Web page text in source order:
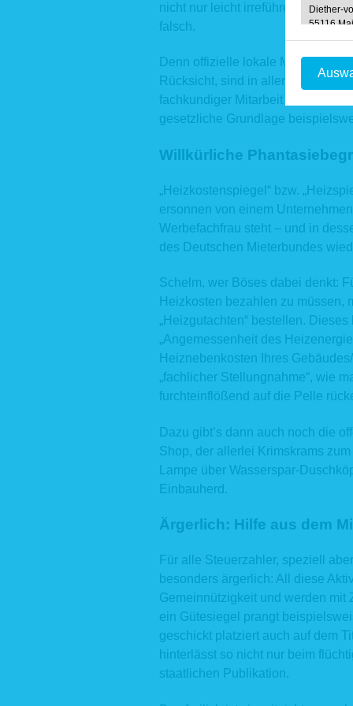
nicht nur leicht irreführend, er ist
falsch.
Denn offizielle lokale Mietspiegel
Rücksicht, sind in aller Regel
fachkundiger Mitarbeit der Haus &
gesetzliche Grundlage
Willkürliche
„Heizkostenspiegel“ bzw.
ersonnen von einem
Werbefachfrau steht – und in
des Deutschen Mieterbundes
Schelm, wer Böses dabei denkt:
Heizkosten bezahlen zu müssen,
„Heizgutachten“ bestellen.
„Angemessenheit des
Heiznebenkosten Ihres
„fachlicher Stellungnahme“, wie
furchteinflößend auf die Pelle
Dazu gibt’s dann auch noch die
Shop, der allerlei Krimskrams
Lampe über Wasserspar-
Einbauherd.
Ärgerlich: Hilfe aus dem
Für alle Steuerzahler, speziell
besonders ärgerlich: All diese
Gemeinnützigkeit und werden mit
ein Gütesiegel prangt
geschickt platziert auch auf dem
hinterlässt so nicht nur beim
staatlichen Publikation.
Diether-
55116
E-Mail:
1.
Bei
Die
S. 1, Abs.
Zudem
ebenfalls
durch
einen
ggf. zu
Auf